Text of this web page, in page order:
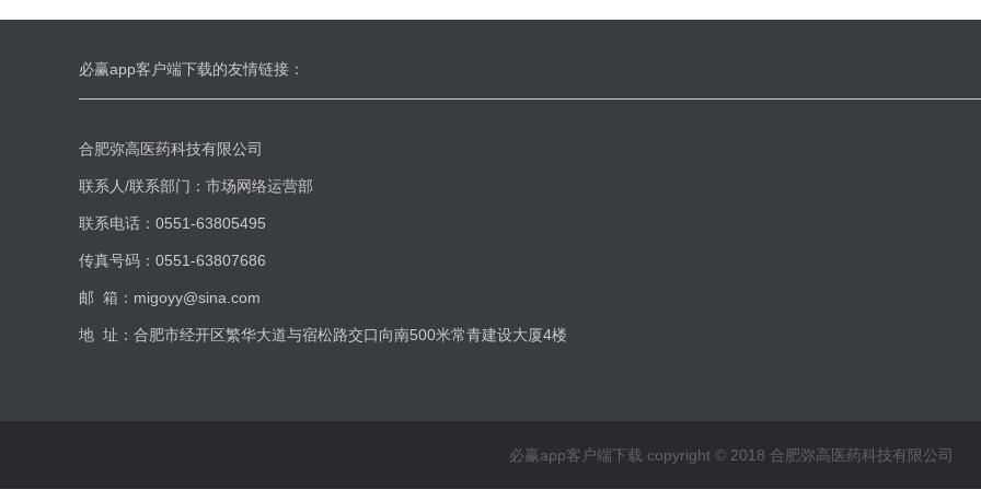
必赢app客户端下载的友情链接：
合肥弥高医药科技有限公司
联系人/联系部门：市场网络运营部
联系电话：0551-63805495
传真号码：0551-63807686
邮 箱： migoyy@sina.com
地 址：合肥市经开区繁华大道与宿松路交口向南500米常青建设大厦4楼
必赢app客户端下载 copyright © 2018 合肥弥高医药科技有限公司